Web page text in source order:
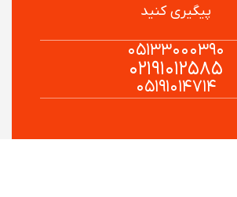
پیگیری کنید
۰۵۱۳۳۰۰۰۳۹۰
۰۲۱۹۱۰۱۲۵۸۵
۰۵۱۹۱۰۱۴۷۱۴